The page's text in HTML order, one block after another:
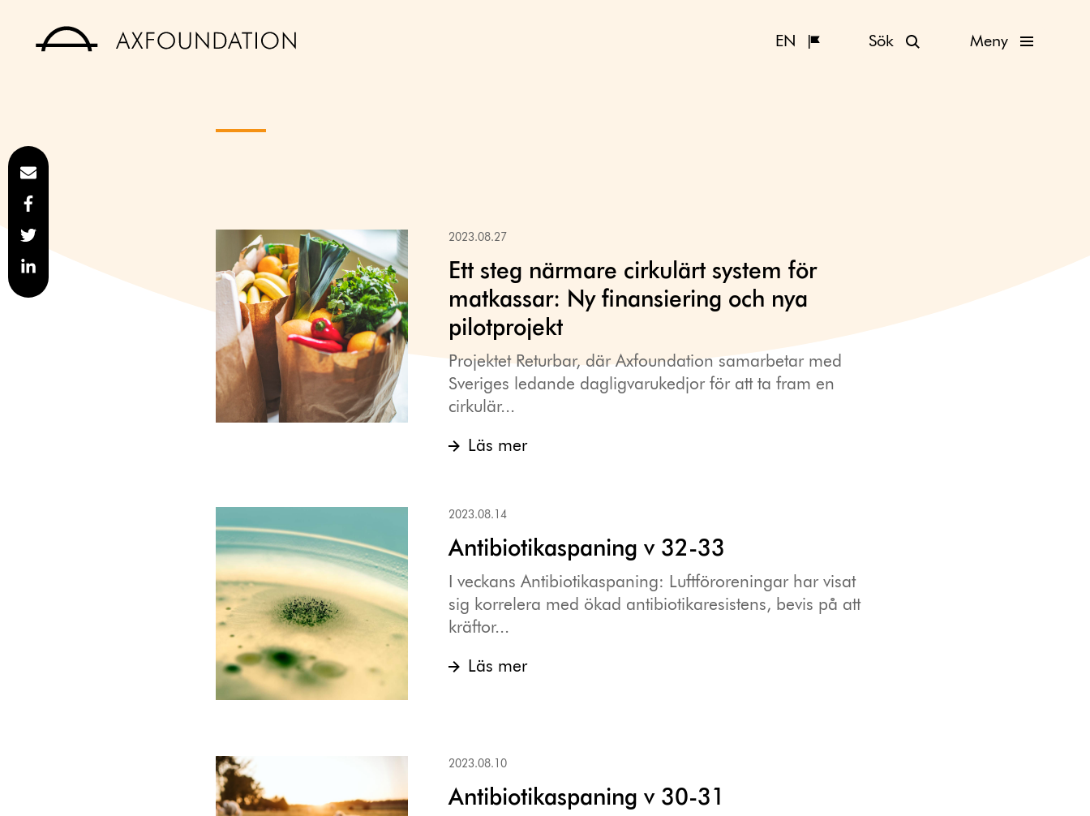
EN Sök Meny
2023.08.27
Ett steg närmare cirkulärt system för
matkassar: Ny finansiering och nya
pilotprojekt
Projektet Returbar, där Axfoundation samarbetar med
Sveriges ledande dagligvarukedjor för att ta fram en
cirkulär...
Läs mer
2023.08.14
Antibiotikaspaning v 32-33
I veckans Antibiotikaspaning: Luftföroreningar har visat
sig korrelera med ökad antibiotikaresistens, bevis på att
kräftor...
Läs mer
2023.08.10
Antibiotikaspaning v 30-31